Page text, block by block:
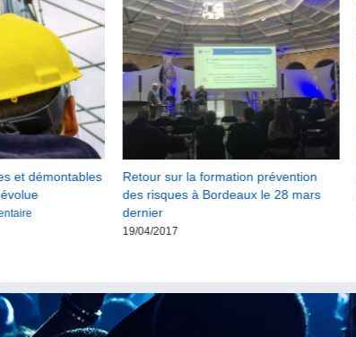
et démontables
Retour sur la formation prévention
des risques à Bordeaux le 28 mars
dernier
19/04/2017